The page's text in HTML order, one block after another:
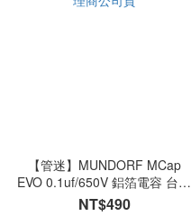
【管迷】MUNDORF MCap
EVO 0.1uf/650V 鋁箔電容 台灣
代理商公司貨
NT$490